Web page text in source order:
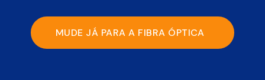
MUDE JÁ PARA A FIBRA ÓPTICA